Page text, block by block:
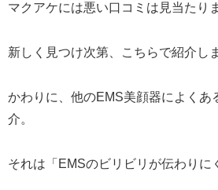
マクアケには悪い口コミは見当たり
新しく見つけ次第、こちらで紹介し
かわりに、他のEMS美顔器によくあ
介。
それは「EMSのビリビリが伝わりに